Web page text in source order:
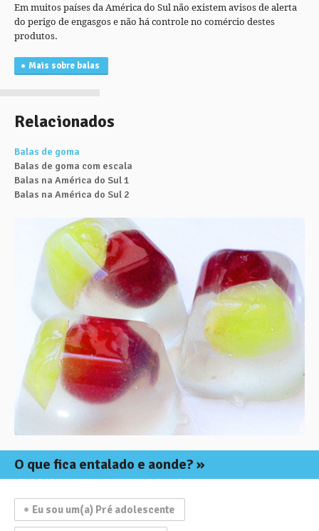
Em muitos países da América do Sul não existem avisos de alerta
do perigo de engasgos e não há controle no comércio destes
produtos.
Mais sobre balas
Relacionados
Balas de goma
Balas de goma com escala
Balas na América do Sul 1
Balas na América do Sul 2
O que fica entalado e aonde?
Eu sou um(a) Pré adolescente